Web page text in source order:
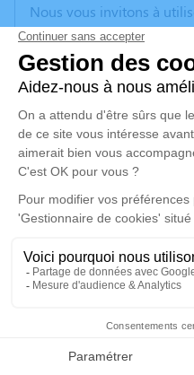
Faire-part
Nous vous invitons à
vos condoléances,
anecdote ou exprimer vos
poèmes ou des textes.
d'expression dédié à
Jean Louis DENISE.
Un service de plantation
disponible ici.
Cérémonie
Église de La
76170 La Frenaye